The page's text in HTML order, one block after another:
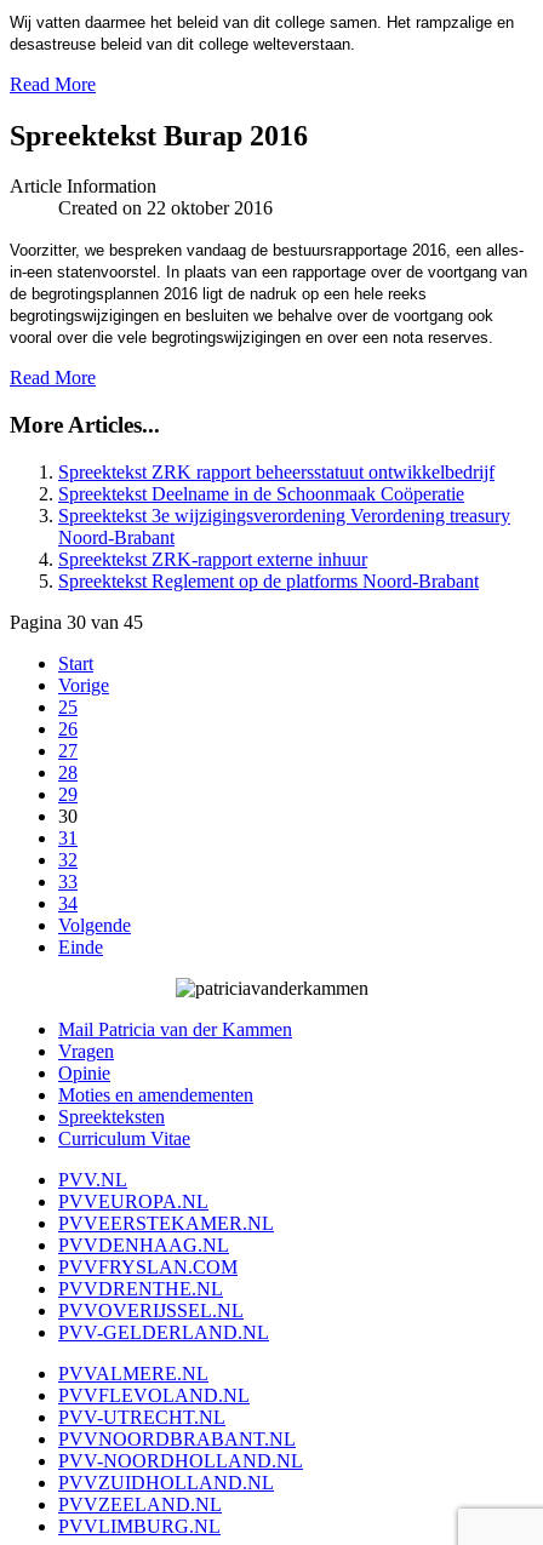
Wij vatten daarmee het beleid van dit college samen. Het rampzalige en
desastreuse beleid van dit college welteverstaan.
Read More
Spreektekst Burap 2016
Article Information
Created on 22 oktober 2016
Voorzitter, we bespreken vandaag de bestuursrapportage 2016, een alles-
in-een statenvoorstel. In plaats van een rapportage over de voortgang van
de begrotingsplannen 2016 ligt de nadruk op een hele reeks
begrotingswijzigingen en besluiten we behalve over de voortgang ook
vooral over die vele begrotingswijzigingen en over een nota reserves.
Read More
More Articles...
Spreektekst ZRK rapport beheersstatuut ontwikkelbedrijf
Spreektekst Deelname in de Schoonmaak Coöperatie
Spreektekst 3e wijzigingsverordening Verordening treasury
Noord-Brabant
Spreektekst ZRK-rapport externe inhuur
Spreektekst Reglement op de platforms Noord-Brabant
Pagina 30 van 45
Start
Vorige
25
26
27
28
29
30
31
32
33
34
Volgende
Einde
Mail Patricia van der Kammen
Vragen
Opinie
Moties en amendementen
Spreekteksten
Curriculum Vitae
PVV.NL
PVVEUROPA.NL
PVVEERSTEKAMER.NL
PVVDENHAAG.NL
PVVFRYSLAN.COM
PVVDRENTHE.NL
PVVOVERIJSSEL.NL
PVV-GELDERLAND.NL
PVVALMERE.NL
PVVFLEVOLAND.NL
PVV-UTRECHT.NL
PVVNOORDBRABANT.NL
PVV-NOORDHOLLAND.NL
PVVZUIDHOLLAND.NL
PVVZEELAND.NL
PVVLIMBURG.NL